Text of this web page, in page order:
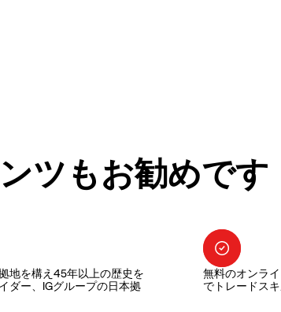
ツもお勧めです
地を構え45年以上の歴史を
ダー、IGグループの日本拠
無料のオンラ
でトレードス